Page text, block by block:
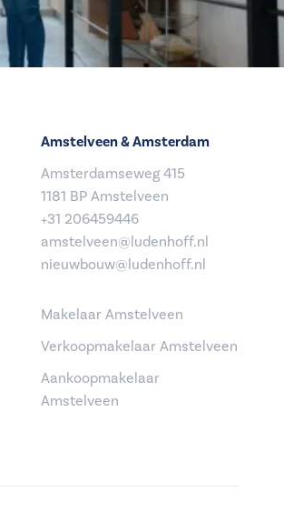
Amstelveen & Amsterdam
Amsterdamseweg 415
1181 BP Amstelveen
+31 206459446
amstelveen@ludenhoff.nl
nieuwbouw@ludenhoff.nl
Makelaar Amstelveen
Verkoopmakelaar Amstelveen
Aankoopmakelaar
Amstelveen